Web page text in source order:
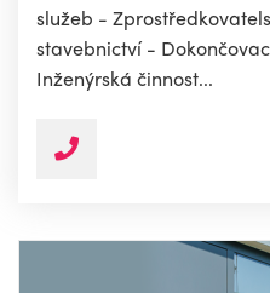
služeb -
stavebnictví -
Inženýrská činnost...